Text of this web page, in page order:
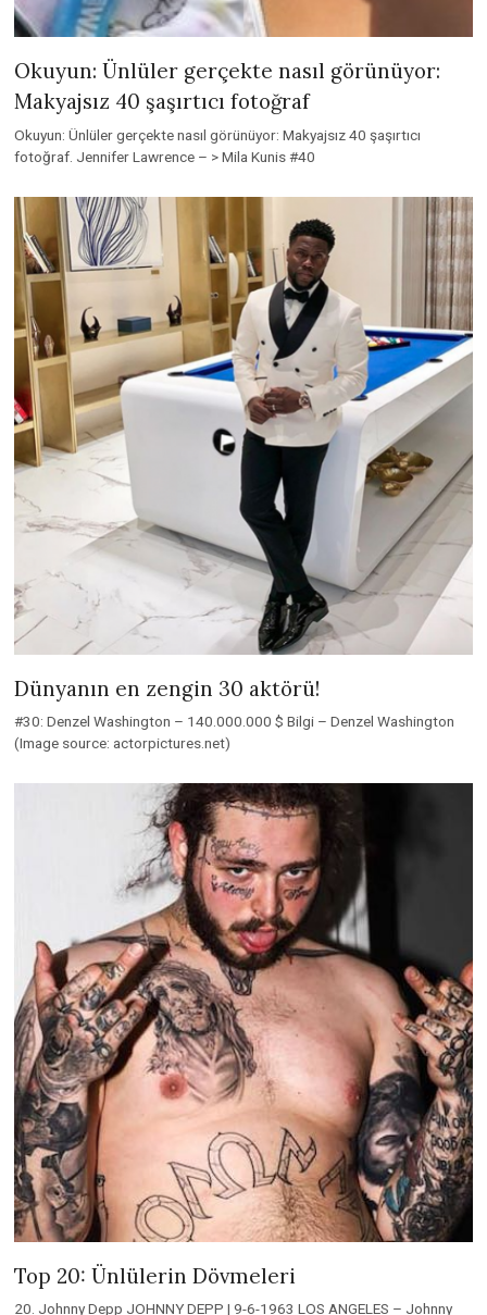
Okuyun: Ünlüler gerçekte nasıl görünüyor:
Makyajsız 40 şaşırtıcı fotoğraf
Okuyun: Ünlüler gerçekte nasıl görünüyor: Makyajsız 40 şaşırtıcı
fotoğraf. Jennifer Lawrence – > Mila Kunis #40
Dünyanın en zengin 30 aktörü!
#30: Denzel Washington – 140.000.000 $ Bilgi – Denzel Washington
(Image source: actorpictures.net)
Top 20: Ünlülerin Dövmeleri
20. Johnny Depp JOHNNY DEPP | 9-6-1963 LOS ANGELES – Johnny